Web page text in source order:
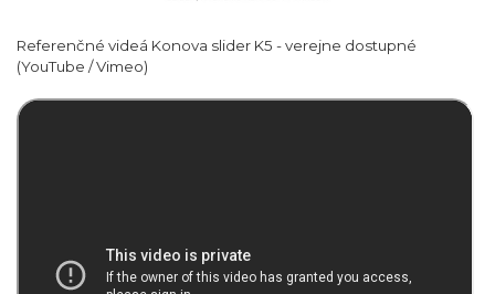
Referenčné videá Konova slider K5 - verejne dostupné
(YouTube / Vimeo)